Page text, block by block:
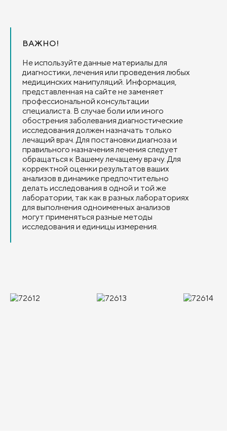
ВАЖНО!
Не используйте данные материалы для
диагностики, лечения или проведения любых
медицинских манипуляций. Информация,
представленная на сайте не заменяет
профессиональной консультации
специалиста. В случае боли или иного
обострения заболевания диагностические
исследования должен назначать только
лечащий врач. Для постановки диагноза и
правильного назначения лечения следует
обращаться к Вашему лечащему врачу. Для
корректной оценки результатов ваших
анализов в динамике предпочтительно
делать исследования в одной и той же
лаборатории, так как в разных лабораториях
для выполнения одноименных анализов
могут применяться разные методы
исследования и единицы измерения.